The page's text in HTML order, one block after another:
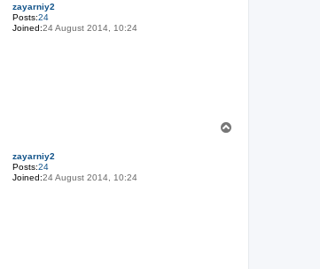
zayarniy2
Posts:24
Joined:24 August 2014, 10:24
zayarniy2
Posts:24
Joined:24 August 2014, 10:24